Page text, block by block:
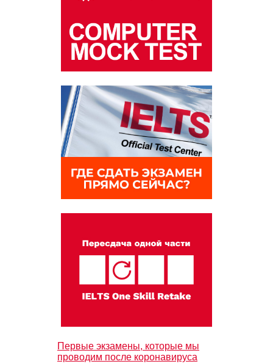
Первые экзамены, которые мы
проводим после коронавируса